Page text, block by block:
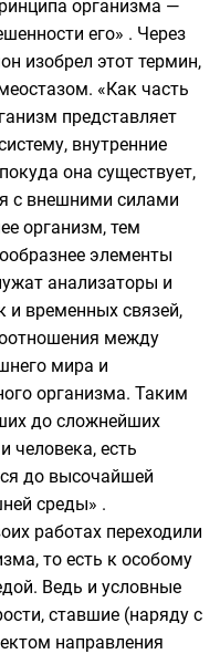
организма —
его» . Через
изобрел этот термин,
«Как часть
представляет
внутренние
она существует,
с внешними силами
организм, тем
элементы
анализаторы и
и временных связей,
между
мира и
организма. Таким
до сложнейших
человека, есть
до высочайшей
среды» .
работах переходили
то есть к особому
Ведь и условные
ставшие (наряду с
направления